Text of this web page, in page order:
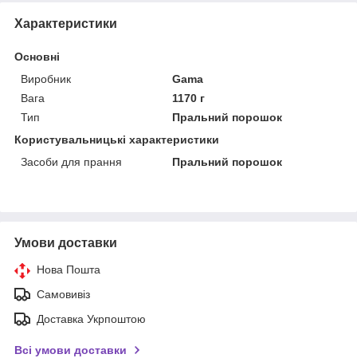
Характеристики
Основні
Виробник
Gama
Вага
1170 г
Тип
Пральний порошок
Користувальницькі характеристики
Засоби для прання
Пральний порошок
Умови доставки
Нова Пошта
Самовивіз
Доставка Укрпоштою
Всі умови доставки